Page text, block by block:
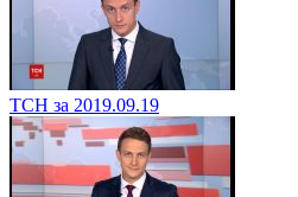
ТСН за 2019.09.19